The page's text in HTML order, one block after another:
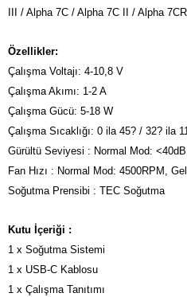
III / Alpha 7C / Alpha 7C II / Alpha
Özellikler:
Çalışma Voltajı: 4-10,8 V
Çalışma Akımı: 1-2 A
Çalışma Gücü: 5-18 W
Çalışma Sıcaklığı: 0 ila 45? / 32? ila
Gürültü Seviyesi : Normal Mod:
Fan Hızı : Normal Mod: 4500RPM,
Soğutma Prensibi : TEC Soğutma
Kutu İçeriği :
1 x Soğutma Sistemi
1 x USB-C Kablosu
1 x Çalışma Tanıtımı